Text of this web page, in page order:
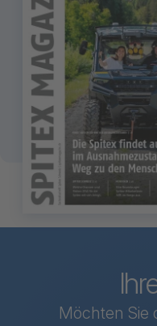
Die Spitex und
zum Spitex-
Möchten Sie